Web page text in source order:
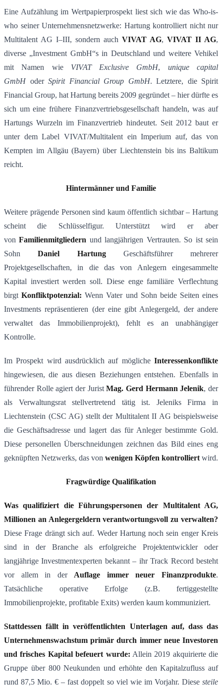
Eine Aufzählung im Wertpapierprospekt liest sich wie das Who-is-
who seiner Unternehmensnetzwerke: Hartung kontrolliert nicht nur
Multitalent AG I–III, sondern auch VIVAT AG, VIVAT II AG,
diverse „Investment GmbH“s in Deutschland und weitere Vehikel
mit Namen wie VIVAT Exclusive GmbH, unique capital
GmbH oder Spirit Financial Group GmbH​. Letztere, die Spirit
Financial Group, hat Hartung bereits 2009 gegründet​ – hier dürfte es
sich um eine frühere Finanzvertriebsgesellschaft handeln, was auf
Hartungs Wurzeln im Finanzvertrieb hindeutet. Seit 2012 baut er
unter dem Label VIVAT/Multitalent ein Imperium auf, das von
Kempten im Allgäu (Bayern) über Liechtenstein bis ins Baltikum
reicht.
Hintermänner und Familie
Weitere prägende Personen sind kaum öffentlich sichtbar – Hartung
scheint die Schlüsselfigur. Unterstützt wird er aber
vonFamilienmitgliedern und langjährigen Vertrauten. So ist sein
SohnDaniel HartungGeschäftsführer mehrerer
Projektgesellschaften, in die das von Anlegern eingesammelte
Kapital investiert werden soll​. Diese enge familiäre Verflechtung
birgtKonfliktpotenzial: Wenn Vater und Sohn beide Seiten eines
Investments repräsentieren (der eine gibt Anlegergeld, der andere
verwaltet das Immobilienprojekt), fehlt es an unabhängiger
Kontrolle.
Im Prospekt wird ausdrücklich auf mögliche Interessenkonflikte
hingewiesen, die aus diesen Beziehungen entstehen​. Ebenfalls in
führender Rolle agiert der JuristMag. Gerd Hermann Jelenik, der
als Verwaltungsrat stellvertretend tätig ist​. Jeleniks Firma in
Liechtenstein (CSC AG) stellt der Multitalent II AG beispielsweise
die Geschäftsadresse und lagert das für Anleger bestimmte Gold​.
Diese personellen Überschneidungen zeichnen das Bild eines eng
geknüpften Netzwerks, das von wenigen Köpfen kontrolliert wird.
Fragwürdige Qualifikation
Was qualifiziert die Führungspersonen der Multitalent AG,
Millionen an Anlegergeldern verantwortungsvoll zu verwalten?
Diese Frage drängt sich auf. Weder Hartung noch sein enger Kreis
sind in der Branche als erfolgreiche Projektentwickler oder
langjährige Investmentexperten bekannt – ihr Track Record besteht
vor allem in der Auflage immer neuer Finanzprodukte.
Tatsächliche operative Erfolge (z.B. fertiggestellte
Immobilienprojekte, profitable Exits) werden kaum kommuniziert.
Stattdessen fällt in veröffentlichten Unterlagen auf, dass das
Unternehmenswachstum primär durch immer neue Investoren
und frisches Kapital befeuert wurde: Allein 2019 akquirierte die
Gruppe über 800 Neukunden und erhöhte den Kapitalzufluss auf
rund 87,5 Mio. € – fast doppelt so viel wie im Vorjahr​. Diese steile